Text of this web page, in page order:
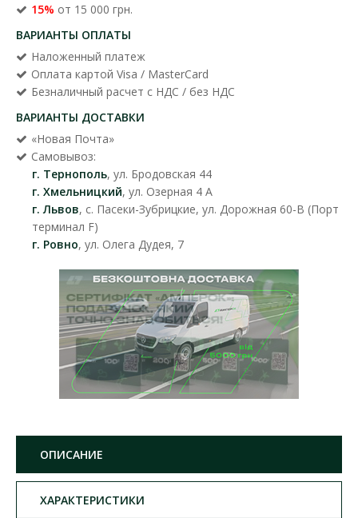
15% от 15 000 грн.
ВАРИАНТЫ ОПЛАТЫ
Наложенный платеж
Оплата картой Visa / MasterCard
Безналичный расчет с НДС / без НДС
ВАРИАНТЫ ДОСТАВКИ
«Новая Почта»
Самовывоз:
г. Тернополь, ул. Бродовская 44
г. Хмельницкий, ул. Озерная 4 А
г. Львов, с. Пасеки-Зубрицкие, ул. Дорожная 60-В (Порт
терминал F)
г. Ровно, ул. Олега Дудея, 7
ОПИСАНИЕ
ХАРАКТЕРИСТИКИ